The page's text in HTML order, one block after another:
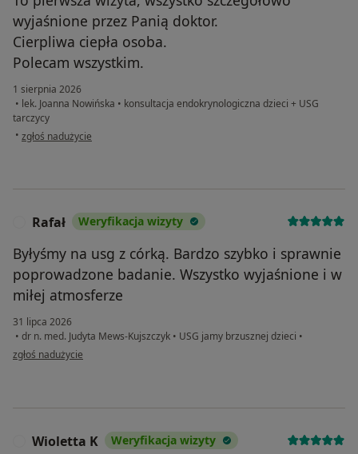
wyjaśnione przez Panią doktor.
Cierpliwa ciepła osoba.
Polecam wszystkim.
1 sierpnia 2026
• lek. Joanna Nowińska • konsultacja endokrynologiczna dzieci + USG
tarczycy
• w opinii użytkownika Klaudia
zgłoś nadużycie
Rafał Weryfikacja wizyty
Byłyśmy na usg z córką. Bardzo szybko i sprawnie
poprowadzone badanie. Wszystko wyjaśnione i w
miłej atmosferze
31 lipca 2026
• dr n. med. Judyta Mews-Kujszczyk • USG jamy brzusznej dzieci •
w opinii użytkownika Rafał
zgłoś nadużycie
Wioletta K Weryfikacja wizyty